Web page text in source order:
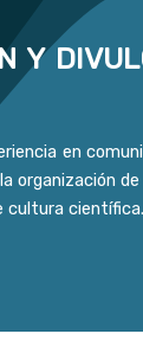
Y
en
organización
cultura científica.